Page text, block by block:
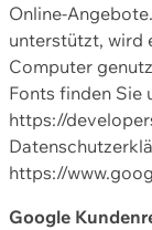
Online-
unterstützt, wird
Computer
Fonts finden Sie
https://
https://
Google